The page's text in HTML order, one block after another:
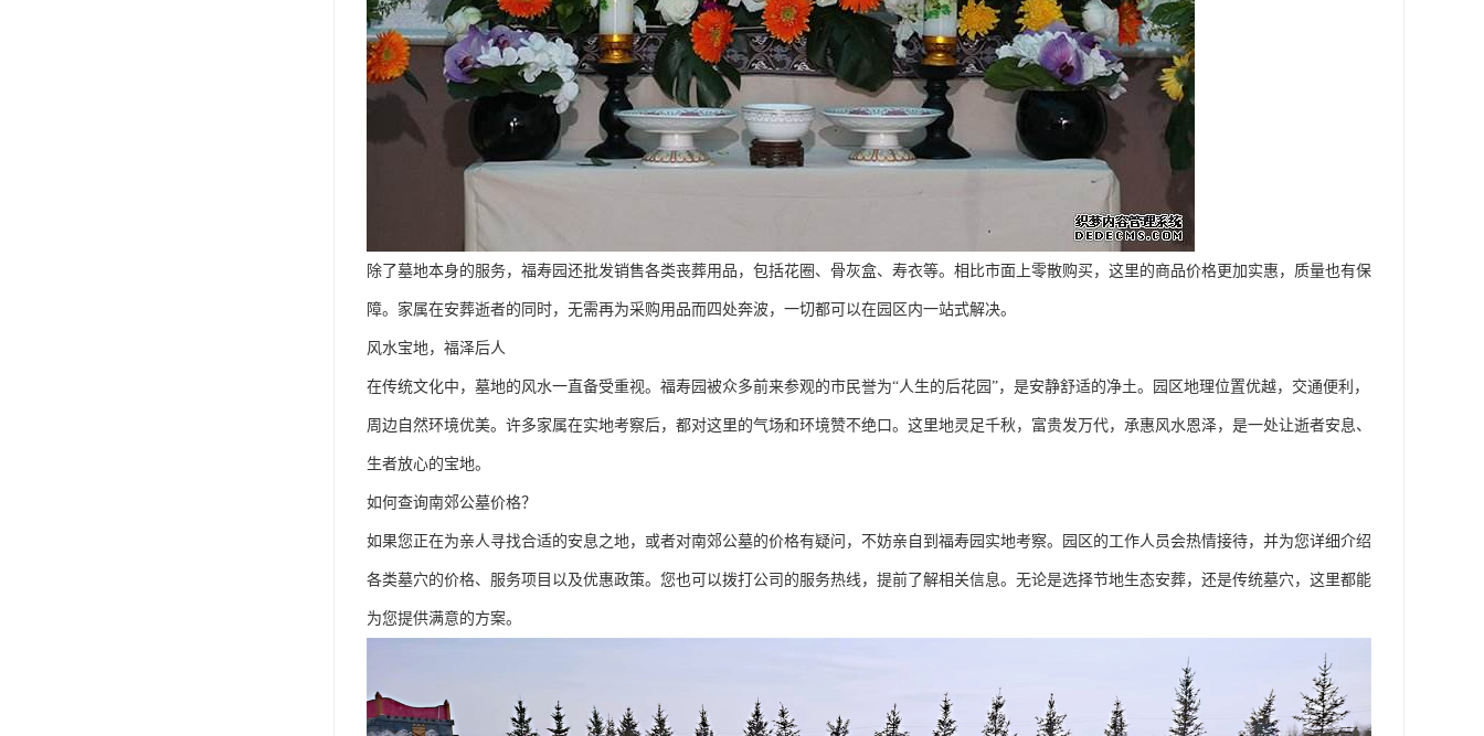
除了墓地本身的服务，福寿园还批发销售各类丧葬用品，包括花圈、骨灰盒、寿衣等。相比市面上零散购买，这里的商品价格更加实惠，质量也有保
障。家属在安葬逝者的同时，无需再为采购用品而四处奔波，一切都可以在园区内一站式解决。
风水宝地，福泽后人
在传统文化中，墓地的风水一直备受重视。福寿园被众多前来参观的市民誉为“人生的后花园”，是安静舒适的净土。园区地理位置优越，交通便利，
周边自然环境优美。许多家属在实地考察后，都对这里的气场和环境赞不绝口。这里地灵足千秋，富贵发万代，承惠风水恩泽，是一处让逝者安息、
生者放心的宝地。
如何查询南郊公墓价格？
如果您正在为亲人寻找合适的安息之地，或者对南郊公墓的价格有疑问，不妨亲自到福寿园实地考察。园区的工作人员会热情接待，并为您详细介绍
各类墓穴的价格、服务项目以及优惠政策。您也可以拨打公司的服务热线，提前了解相关信息。无论是选择节地生态安葬，还是传统墓穴，这里都能
为您提供满意的方案。